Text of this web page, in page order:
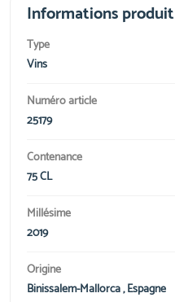
Informations produit
Type
Vins
Numéro article
25179
Contenance
75 CL
Millésime
2019
Origine
Binissalem-Mallorca , Espagne